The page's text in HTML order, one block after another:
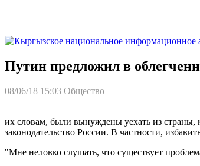
Путин предложил в
08/06/18 15:03 Общество
их словам, были вынуждены уехать из страны,
законодательство России. В частности,
"Мне неловко слушать, что существует